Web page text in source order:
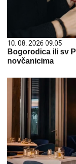
10. 08. 2026 09:05
Bogorodica ili sv
novčanicima